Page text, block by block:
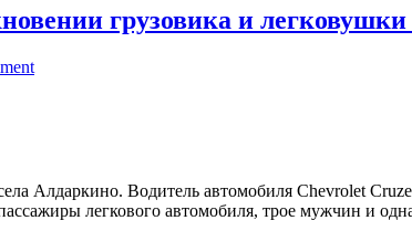
грузовика и
Алдаркино. Водитель автомобиля Chevrolet
легкового автомобиля, трое мужчин и